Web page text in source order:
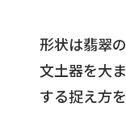
形状は翡翠
文土器を大
する捉え方